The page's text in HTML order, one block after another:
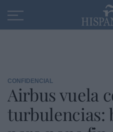
CONFIDENCIAL
Airbus vuela
turbulencias: